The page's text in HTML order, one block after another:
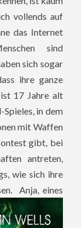
vollends auf
das Internet
sind
sich sogar
ihre ganze
17 Jahre alt
in dem
mit Waffen
gibt, bei
antreten,
wie sich ihre
Anja, eines